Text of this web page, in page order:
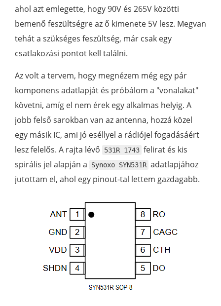
ahol azt emlegette, hogy 90V és 265V közötti
bemenő feszültségre az ő kimenete 5V lesz. Megvan
tehát a szükséges feszültség, már csak egy
csatlakozási pontot kell találni.
Az volt a tervem, hogy megnézem még egy pár
komponens adatlapját és próbálom a "vonalakat"
követni, amíg el nem érek egy alkalmas helyig. A
jobb felső sarokban van az antenna, hozzá közel
egy másik IC, ami jó eséllyel a rádiójel fogadásáért
lesz felelős. A rajta lévő
531R 1743 felirat és kis
spirális jel alapján a
Synoxo SYN531R adatlapjához
jutottam el, ahol egy pinout-tal lettem gazdagabb.